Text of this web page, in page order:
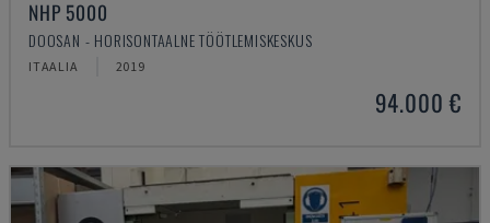
NHP 5000
DOOSAN - HORISONTAALNE TÖÖTLEMISKESKUS
ITAALIA 2019
94.000 €